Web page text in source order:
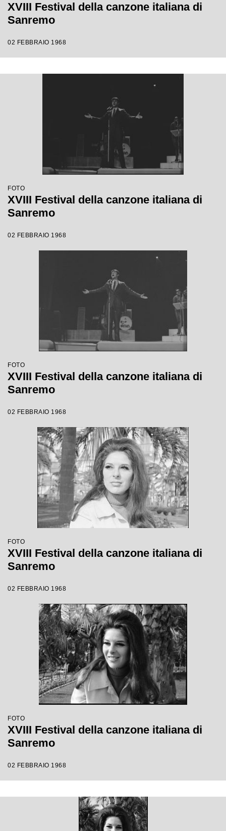
XVIII Festival della canzone italiana di
Sanremo
02 FEBBRAIO 1968
FOTO
XVIII Festival della canzone italiana di
Sanremo
02 FEBBRAIO 1968
FOTO
XVIII Festival della canzone italiana di
Sanremo
02 FEBBRAIO 1968
FOTO
XVIII Festival della canzone italiana di
Sanremo
02 FEBBRAIO 1968
FOTO
XVIII Festival della canzone italiana di
Sanremo
02 FEBBRAIO 1968